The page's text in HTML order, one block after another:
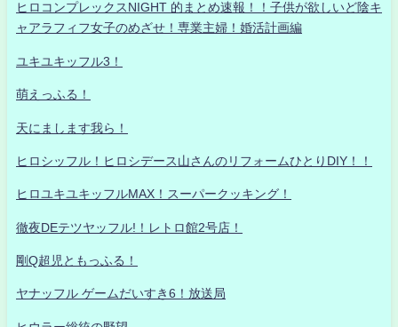
ヒロコンプレックスNIGHT 的まとめ速報！！子供が欲しいど陰キ
ャアラフィフ女子のめざせ！専業主婦！婚活計画編
ユキユキッフル3！
萌えっふる！
天にまします我ら！
ヒロシッフル！ヒロシデース山さんのリフォームひとりDIY！！
ヒロユキユキッフルMAX！スーパークッキング！
徹夜DEテツヤッフル!！レトロ館2号店！
剛Q超児ともっふる！
ヤナッフル ゲームだいすき6！放送局